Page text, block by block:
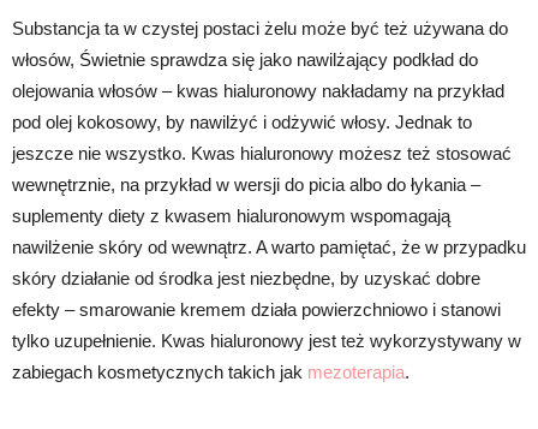
Substancja ta w czystej postaci żelu może być też używana do
włosów, Świetnie sprawdza się jako nawilżający podkład do
olejowania włosów – kwas hialuronowy nakładamy na przykład
pod olej kokosowy, by nawilżyć i odżywić włosy. Jednak to
jeszcze nie wszystko. Kwas hialuronowy możesz też stosować
wewnętrznie, na przykład w wersji do picia albo do łykania –
suplementy diety z kwasem hialuronowym wspomagają
nawilżenie skóry od wewnątrz. A warto pamiętać, że w przypadku
skóry działanie od środka jest niezbędne, by uzyskać dobre
efekty – smarowanie kremem działa powierzchniowo i stanowi
tylko uzupełnienie. Kwas hialuronowy jest też wykorzystywany w
zabiegach kosmetycznych takich jak mezoterapia.